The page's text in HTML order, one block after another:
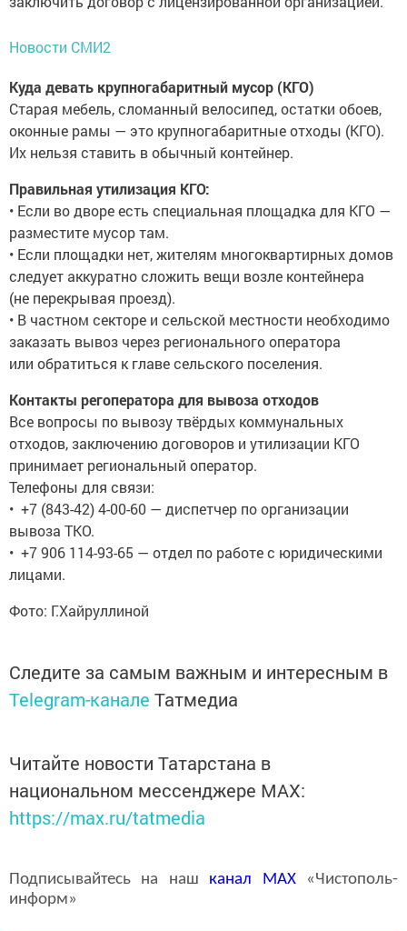
Новости СМИ2
Куда девать крупногабаритный мусор (КГО)
Старая мебель, сломанный велосипед, остатки обоев,
оконные рамы — это крупногабаритные отходы (КГО).
Их нельзя ставить в обычный контейнер.
Правильная утилизация КГО:
• Если во дворе есть специальная площадка для КГО —
разместите мусор там.
• Если площадки нет, жителям многоквартирных домов
следует аккуратно сложить вещи возле контейнера
(не перекрывая проезд).
• В частном секторе и сельской местности необходимо
заказать вывоз через регионального оператора
или обратиться к главе сельского поселения.
Контакты регоператора для вывоза отходов
Все вопросы по вывозу твёрдых коммунальных
отходов, заключению договоров и утилизации КГО
принимает региональный оператор.
Телефоны для связи:
• +7 (843-42) 4-00-60 — диспетчер по организации
вывоза ТКО.
• +7 906 114-93-65 — отдел по работе с юридическими
лицами.
Фото: Г.Хайруллиной
Следите за самым важным и интересным в
Telegram-канале Татмедиа
Читайте новости Татарстана в
национальном мессенджере MАХ:
https://max.ru/tatmedia
Подписывайтесь на наш канал MAX«Чистополь-
информ»